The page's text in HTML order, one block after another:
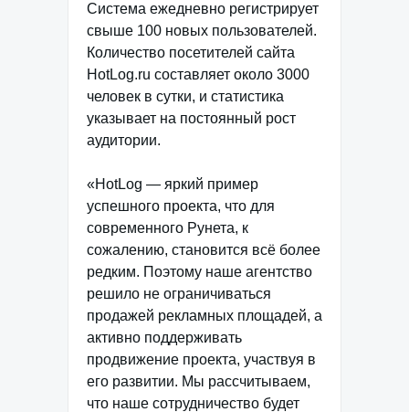
Система ежедневно регистрирует
свыше 100 новых пользователей.
Количество посетителей сайта
HotLog.ru составляет около 3000
человек в сутки, и статистика
указывает на постоянный рост
аудитории.
«HotLog — яркий пример
успешного проекта, что для
современного Рунета, к
сожалению, становится всё более
редким. Поэтому наше агентство
решило не ограничиваться
продажей рекламных площадей, а
активно поддерживать
продвижение проекта, участвуя в
его развитии. Мы рассчитываем,
что наше сотрудничество будет